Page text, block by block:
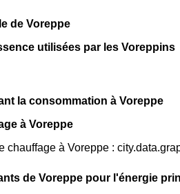
de Voreppe
utilisées par les Voreppins
la consommation à Voreppe
à Voreppe
chauffage à Voreppe :
de Voreppe pour l'énergie